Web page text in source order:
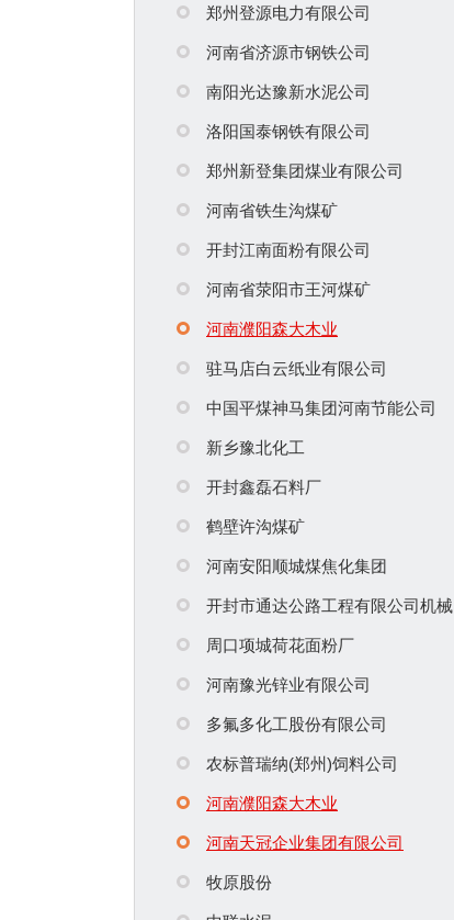
郑州登源电力有限公司
河南省济源市钢铁公司
南阳光达豫新水泥公司
洛阳国泰钢铁有限公司
郑州新登集团煤业有限公司
河南省铁生沟煤矿
开封江南面粉有限公司
河南省荥阳市王河煤矿
河南濮阳森大木业
驻马店白云纸业有限公司
中国平煤神马集团河南节能公司
新乡豫北化工
开封鑫磊石料厂
鹤壁许沟煤矿
河南安阳顺城煤焦化集团
开封市通达公路工程有限公司机械化分公司
周口项城荷花面粉厂
河南豫光锌业有限公司
多氟多化工股份有限公司
农标普瑞纳(郑州)饲料公司
河南濮阳森大木业
河南天冠企业集团有限公司
牧原股份